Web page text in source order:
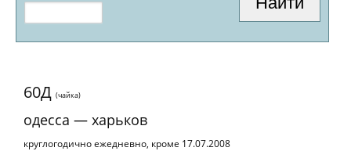
60Д (чайка)
одесса — харьков
круглогодично ежедневно, кроме 17.07.2008